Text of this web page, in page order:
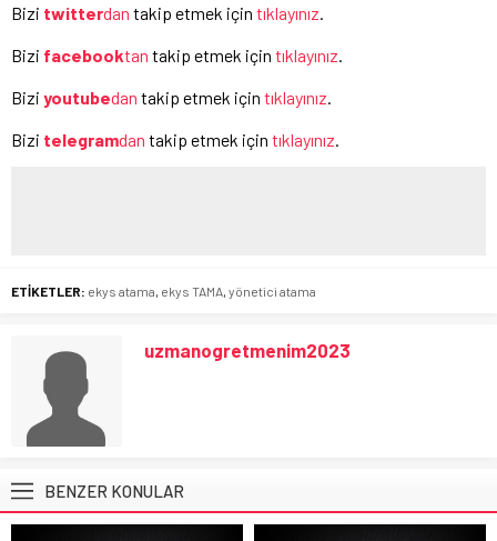
Bizi twitterdan takip etmek için tıklayınız
Bizi facebooktan takip etmek için tıklayınız
Bizi youtubedan takip etmek için tıklayınız
Bizi telegramdan takip etmek için tıklayınız
ETİKETLER: ekys atama ekys TAMA yönetici atama
uzmanogretmenim2023
BENZER KONULAR